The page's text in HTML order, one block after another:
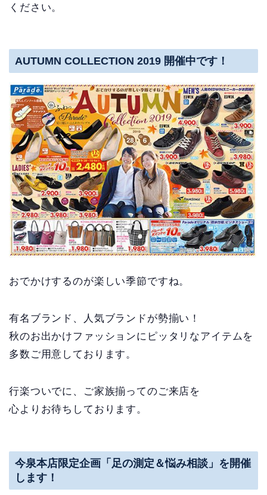
ください。
AUTUMN COLLECTION 2019 開催中です！
おでかけするのが楽しい季節ですね。
有名ブランド、人気ブランドが勢揃い！
秋のお出かけファッションにピッタリなアイテムを
多数ご用意しております。
行楽ついでに、ご家族揃ってのご来店を
心よりお待ちしております。
今泉本店限定企画「足の測定＆悩み相談」を開催
します！